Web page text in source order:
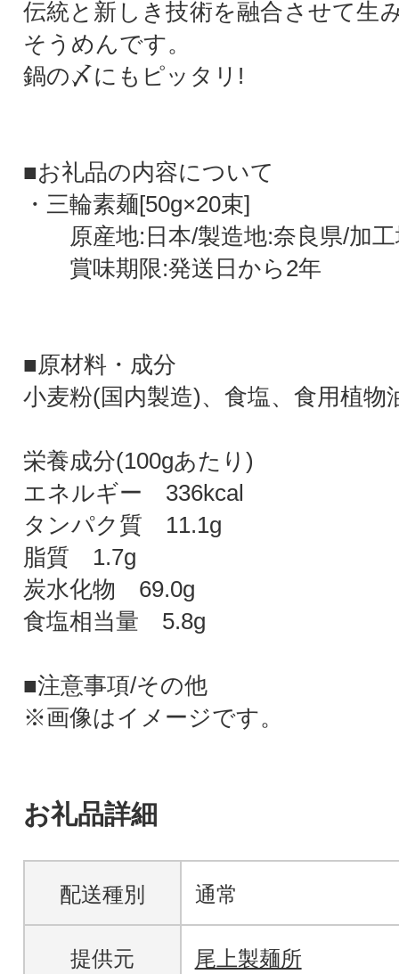
伝統と新しき技術を融合させて生
そうめんです。
鍋の〆にもピッタリ!
■お礼品の内容について
・三輪素麺[50g×20束]
原産地:日本/製造地:奈良県/加工
賞味期限:発送日から2年
■原材料・成分
小麦粉(国内製造)、食塩、食用植物
栄養成分(100gあたり)
エネルギー 336kcal
タンパク質 11.1g
脂質 1.7g
炭水化物 69.0g
食塩相当量 5.8g
■注意事項/その他
※画像はイメージです。
お礼品詳細
配送種別 通常
提供元 尾上製麺所